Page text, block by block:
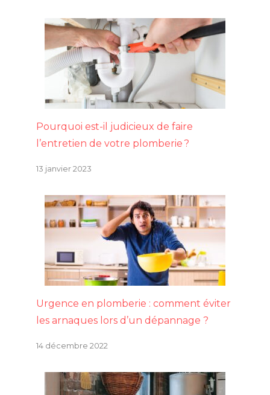
Pourquoi est-il judicieux de faire
l’entretien de votre plomberie ?
13 janvier 2023
Urgence en plomberie : comment éviter
les arnaques lors d’un dépannage ?
14 décembre 2022